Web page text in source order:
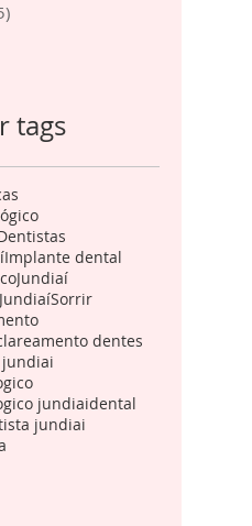
tags
Implante dental
Jundiaí
Sorrir
dentes
jundiaidental
jundiai